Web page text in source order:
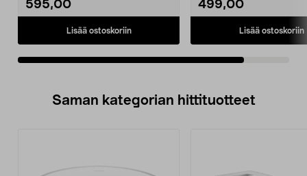
595,00
Lisää ostoskoriin
499,00
Lisää ostoskoriin
Saman kategorian hittituotteet